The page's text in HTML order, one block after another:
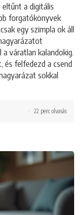
a digitális
forgatókönyvek
egy szimpla ok áll
váratlan kalandokig.
és felfedezd a csend
sokkal
22 perc olvasás